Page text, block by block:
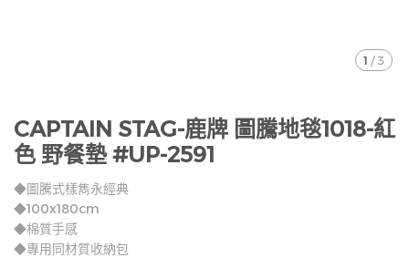
1 / 3
CAPTAIN STAG-鹿牌 圖騰地毯1018-紅
色 野餐墊 #UP-2591
◆圖騰式樣雋永經典
◆100x180cm
◆棉質手感
◆專用同材質收納包